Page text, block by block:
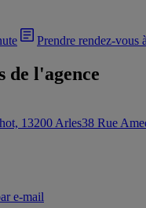
Prendre rendez-vous
de l'agence
13200 Arles38 Rue
e-mail